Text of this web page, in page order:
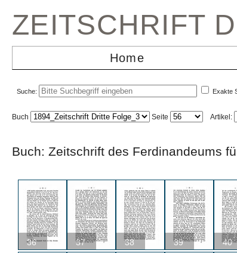
ZEITSCHRIFT
Home
Suche: Exakte
Buch Seite Artikel:
Buch: Zeitschrift des
36 37 38 39 40